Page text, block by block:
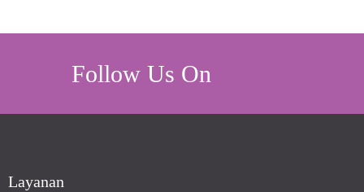
Follow Us On
Layanan